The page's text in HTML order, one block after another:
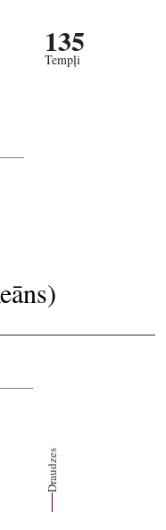
135
Tempļi
Draudzes